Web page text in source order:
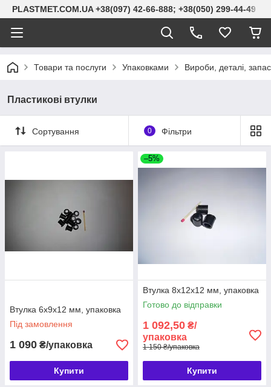
PLASTMET.COM.UA +38(097) 42-66-888; +38(050) 299-44-49
Товари та послуги Упаковками Вироби, деталі,
Пластикові втулки
Сортування 0 Фільтри
Втулка 6х9х12 мм, упаковка
Під замовлення
1 090 ₴/упаковка
Купити
–5%
Втулка 8х12х12 мм, упаковка
Готово до відправки
1 092,50 ₴/
упаковка
1 150 ₴/упаковка
Купити